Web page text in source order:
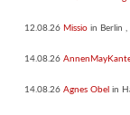
12.08.26 Missio in Berlin ,
14.08.26
14.08.26 Agnes Obel in